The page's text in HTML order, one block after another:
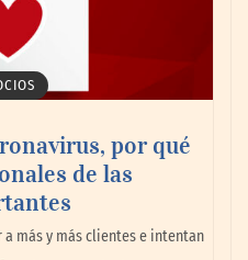
la forma de
por qué
de las
más y más clientes e intentan